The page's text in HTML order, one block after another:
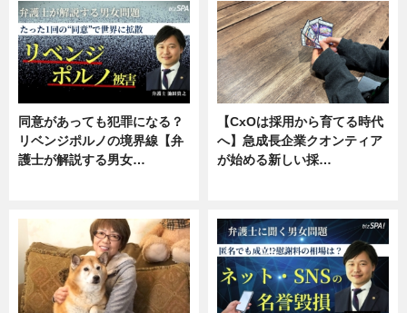
同意があっても犯罪になる？
リベンジポルノの境界線【弁
護士が解説する男女…
【CxOは採用から育てる時代
へ】急成長企業クオンティア
が始める新しい採…